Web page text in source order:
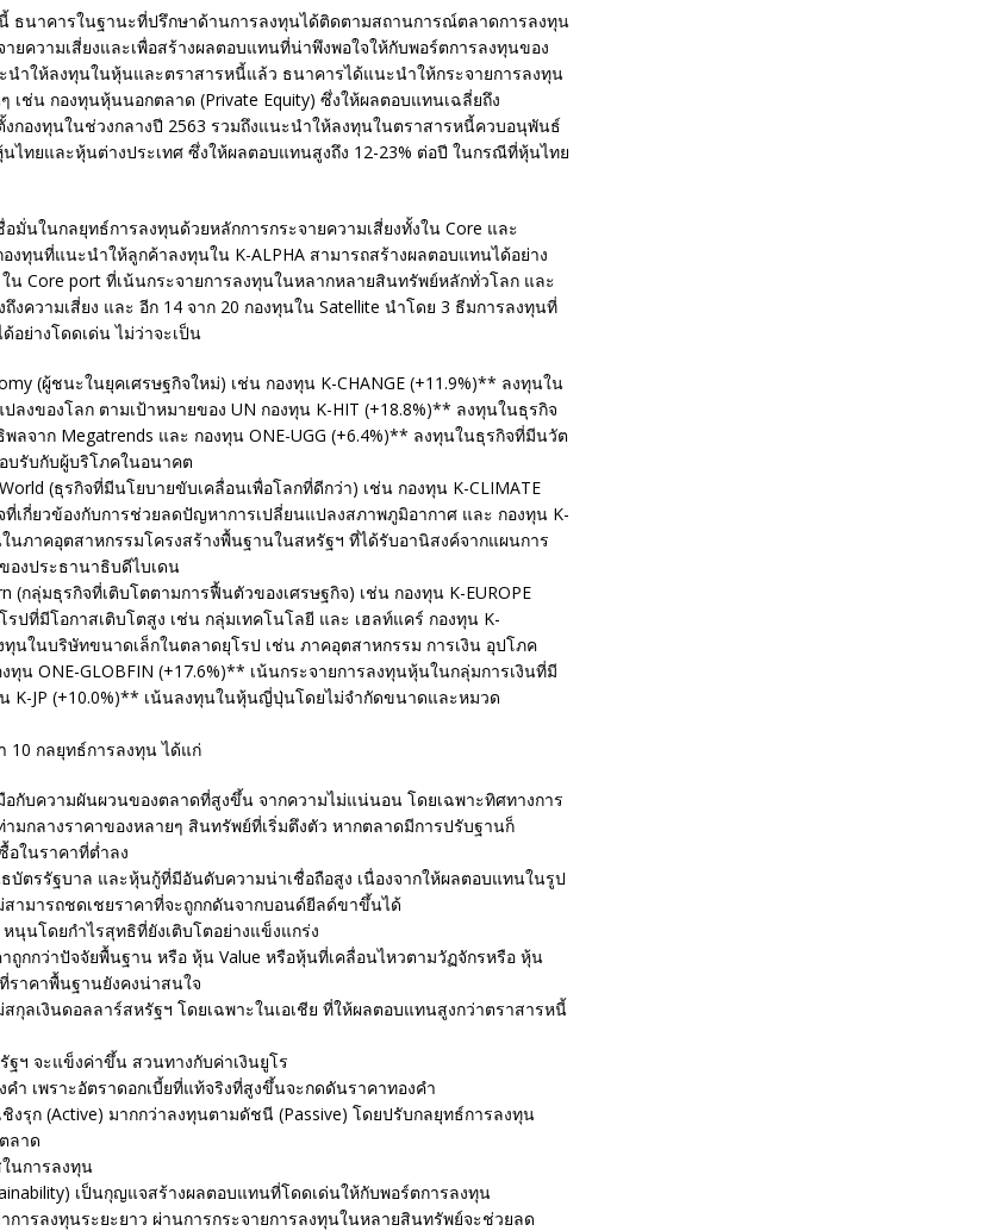
ธนาคารในฐานะที่ปรึกษาด้านการลงทุนได้ติดตามสถานการณ์ตลาดการลงทุน
ายความเสี่ยงและเพื่อสร้างผลตอบแทนที่น่าพึงพอใจให้กับพอร์ตการลงทุนของ
นำให้ลงทุนในหุ้นและตราสารหนี้แล้ว ธนาคารได้แนะนำให้กระจายการลงทุน
เช่น กองทุนหุ้นนอกตลาด (Private Equity) ซึ่งให้ผลตอบแทนเฉลี่ยถึง
กองทุนในช่วงกลางปี 2563 รวมถึงแนะนำให้ลงทุนในตราสารหนี้ควบอนุพันธ์
นไทยและหุ้นต่างประเทศ ซึ่งให้ผลตอบแทนสูงถึง 12-23% ต่อปี ในกรณีที่หุ้นไทย
มั่นในกลยุทธ์การลงทุนด้วยหลักการกระจายความเสี่ยงทั้งใน Core และ
องทุนที่แนะนำให้ลูกค้าลงทุนใน K-ALPHA สามารถสร้างผลตอบแทนได้อย่าง
น Core port ที่เน้นกระจายการลงทุนในหลากหลายสินทรัพย์หลักทั่วโลก และ
งความเสี่ยง และ อีก 14 จาก 20 กองทุนใน Satellite นำโดย 3 ธีมการลงทุนที่
อย่างโดดเด่น ไม่ว่าจะเป็น
(ผู้ชนะในยุคเศรษฐกิจใหม่) เช่น กองทุน K-CHANGE (+11.9%)** ลงทุนใน
ลงของโลก ตามเป้าหมายของ UN กองทุน K-HIT (+18.8%)** ลงทุนในธุรกิจ
ลจาก Megatrends และ กองทุน ONE-UGG (+6.4%)** ลงทุนในธุรกิจที่มีนวัต
บรับกับผู้บริโภคในอนาคต
(ธุรกิจที่มีนโยบายขับเคลื่อนเพื่อโลกที่ดีกว่า) เช่น กองทุน K-CLIMATE
เกี่ยวข้องกับการช่วยลดปัญหาการเปลี่ยนแปลงสภาพภูมิอากาศ และ กองทุน K-
นภาคอุตสาหกรรมโครงสร้างพื้นฐานในสหรัฐฯ ที่ได้รับอานิสงค์จากแผนการ
งประธานาธิบดีไบเดน
(กลุ่มธุรกิจที่เติบโตตามการฟื้นตัวของเศรษฐกิจ) เช่น กองทุน K-EUROPE
ปที่มีโอกาสเติบโตสูง เช่น กลุ่มเทคโนโลยี และ เฮลท์แคร์ กองทุน K-
ทุนในบริษัทขนาดเล็กในตลาดยุโรป เช่น ภาคอุตสาหกรรม การเงิน อุปโภค
ทุน ONE-GLOBFIN (+17.6%)** เน้นกระจายการลงทุนหุ้นในกลุ่มการเงินที่มี
K-JP (+10.0%)** เน้นลงทุนในหุ้นญี่ปุ่นโดยไม่จำกัดขนาดและหมวด
10 กลยุทธ์การลงทุน ได้แก่
อกับความผันผวนของตลาดที่สูงขึ้น จากความไม่แน่นอน โดยเฉพาะทิศทางการ
ามกลางราคาของหลายๆ สินทรัพย์ที่เริ่มตึงตัว หากตลาดมีการปรับฐานก็
อในราคาที่ต่ำลง
ตรรัฐบาล และหุ้นกู้ที่มีอันดับความน่าเชื่อถือสูง เนื่องจากให้ผลตอบแทนในรูป
สามารถชดเชยราคาที่จะถูกกดันจากบอนด์ยีลด์ขาขึ้นได้
นุนโดยกำไรสุทธิที่ยังเติบโตอย่างแข็งแกร่ง
กกว่าปัจจัยพื้นฐาน หรือ หุ้น Value หรือหุ้นที่เคลื่อนไหวตามวัฏจักรหรือ หุ้น
ราคาพื้นฐานยังคงน่าสนใจ
กุลเงินดอลลาร์สหรัฐฯ โดยเฉพาะในเอเชีย ที่ให้ผลตอบแทนสูงกว่าตราสารหนี้
ฐฯ จะแข็งค่าขึ้น สวนทางกับค่าเงินยูโร
ำ เพราะอัตราดอกเบี้ยที่แท้จริงที่สูงขึ้นจะกดดันราคาทองคำ
งรุก (Active) มากกว่าลงทุนตามดัชนี (Passive) โดยปรับกลยุทธ์การลงทุน
ลาด
นการลงทุน
เป็นกุญแจสร้างผลตอบแทนที่โดดเด่นให้กับพอร์ตการลงทุน
การลงทุนระยะยาว ผ่านการกระจายการลงทุนในหลายสินทรัพย์จะช่วยลด